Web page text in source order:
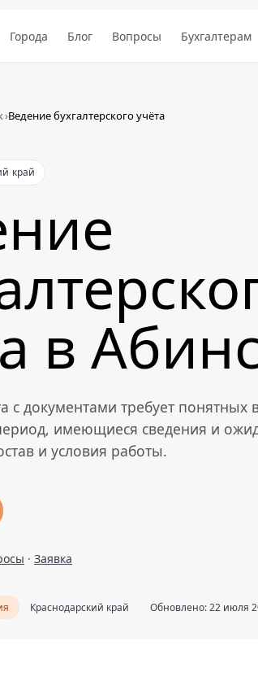
Города Блог Вопросы Бухгалтерам
›Ведение бухгалтерского учёта
край
в
с документами требует понятных
имеющиеся сведения и
и условия работы.
· Заявка
Краснодарский край Обновлено: 22 июля